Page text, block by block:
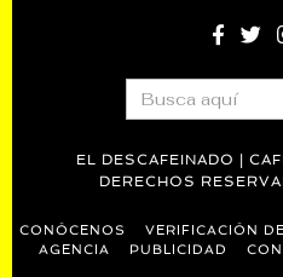
EL DESCAFEINADO |
DERECHOS
CONÓCENOS VERIFICACIÓN
AGENCIA
PUBLICIDAD